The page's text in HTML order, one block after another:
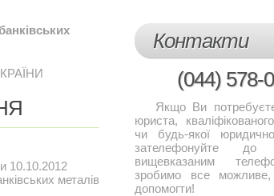
10.10.2012
металів
Контакти
(044) 578-
Якщо Ви потребуєте
юриста,
чи будь-якої
зателефонуйте
вищевказаним
зробимо все
допомогти!